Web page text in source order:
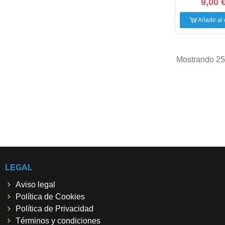
Añadir al
Mostrando
LEGAL
Aviso legal
Política de Cookies
Política de Privacidad
Términos y condiciones